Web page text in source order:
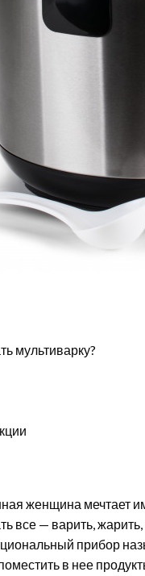
мультиварку?
женщина мечтает
все — варить,
прибор
в нее